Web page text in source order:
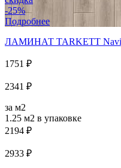
-25%
Подробнее
ЛАМИНАТ TARKETT
1751 ₽
2341 ₽
за м2
1.25 м2 в упаковке
2194 ₽
2933 ₽